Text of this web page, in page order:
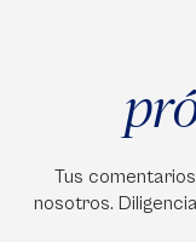
Tus
nosotros.